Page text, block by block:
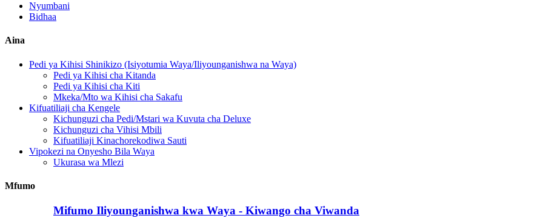
Nyumbani
Bidhaa
Aina
Pedi ya Kihisi Shinikizo (Isiyotumia Waya/Iliyounganishwa na Waya)
Pedi ya Kihisi cha Kitanda
Pedi ya Kihisi cha Kiti
Mkeka/Mto wa Kihisi cha Sakafu
Kifuatiliaji cha Kengele
Kichunguzi cha Pedi/Mstari wa Kuvuta cha Deluxe
Kichunguzi cha Vihisi Mbili
Kifuatiliaji Kinachorekodiwa Sauti
Vipokezi na Onyesho Bila Waya
Ukurasa wa Mlezi
Mfumo
Mifumo Iliyounganishwa kwa Waya - Kiwango cha Viwanda